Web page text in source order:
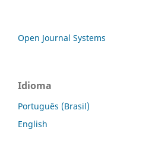
Open Journal Systems
Idioma
Português (Brasil)
English